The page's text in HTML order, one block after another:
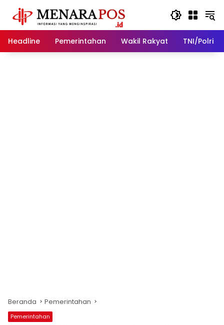
konten
Headline
Pemerintahan Wakil Rakyat TNI/Polri
Beranda Pemerintahan
Pemerintahan